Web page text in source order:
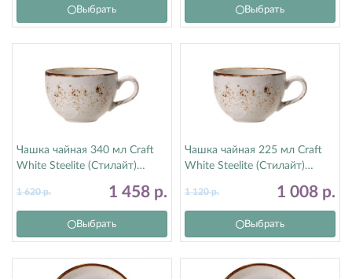
Выбрать Выбрать
Чашка чайная 340 мл Craft
White Steelite (Стилайт)
1 458 р.
1 620р.
Выбрать
Чашка чайная 225 мл Craft
White Steelite (Стилайт)
1 008 р.
1 120р.
Выбрать